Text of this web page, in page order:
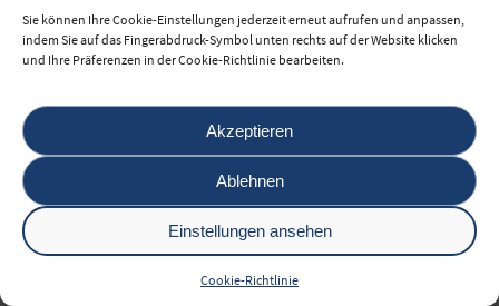
Sie können Ihre Cookie-Einstellungen jederzeit erneut aufrufen und anpassen,
indem Sie auf das Fingerabdruck-Symbol unten rechts auf der Website klicken
und Ihre Präferenzen in der Cookie-Richtlinie bearbeiten.
Akzeptieren
Ablehnen
Einstellungen ansehen
Cookie-Richtlinie